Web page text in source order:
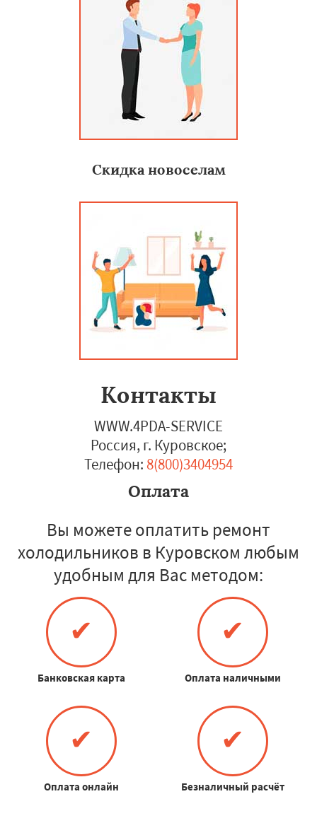
Скидка новоселам
Контакты
WWW.4PDA-SERVICE
Россия, г. Куровское;
Телефон: 8(800)3404954
Оплата
Вы можете оплатить ремонт
холодильников в Куровском любым
удобным для Вас методом:
✔
Банковская карта
✔
Оплата наличными
✔
Оплата онлайн
✔
Безналичный расчёт